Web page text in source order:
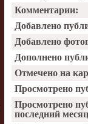
Комментарии:
Добавлено
Добавлено
Дополнено
Отмечено на
Просмотрено
Просмотрено
последний